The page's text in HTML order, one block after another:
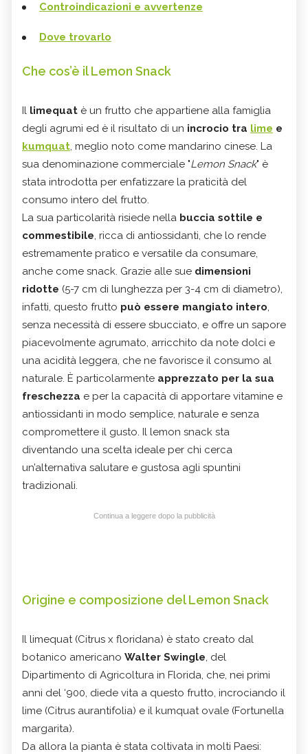
Controindicazioni e avvertenze
Dove trovarlo
Che cos’è il Lemon Snack
Il limequat è un frutto che appartiene alla famiglia
degli agrumi ed è il risultato di un incrocio tra lime e
kumquat, meglio noto come mandarino cinese. La
sua denominazione commerciale "Lemon Snack" è
stata introdotta per enfatizzare la praticità del
consumo intero del frutto.
La sua particolarità risiede nella buccia sottile e
commestibile, ricca di antiossidanti, che lo rende
estremamente pratico e versatile da consumare,
anche come snack. Grazie alle sue dimensioni
ridotte (5-7 cm di lunghezza per 3-4 cm di diametro),
infatti, questo frutto può essere mangiato intero,
senza necessità di essere sbucciato, e offre un sapore
piacevolmente agrumato, arricchito da note dolci e
una acidità leggera, che ne favorisce il consumo al
naturale. È particolarmente apprezzato per la sua
freschezza e per la capacità di apportare vitamine e
antiossidanti in modo semplice, naturale e senza
compromettere il gusto. Il lemon snack sta
diventando una scelta ideale per chi cerca
un’alternativa salutare e gustosa agli spuntini
tradizionali.
Continua a leggere dopo la pubblicità
Origine e composizione del Lemon Snack
Il limequat (Citrus x floridana) è stato creato dal
botanico americano Walter Swingle, del
Dipartimento di Agricoltura in Florida, che, nei primi
anni del ‘900, diede vita a questo frutto, incrociando il
lime (Citrus aurantifolia) e il kumquat ovale (Fortunella
margarita).
Da allora la pianta è stata coltivata in molti Paesi: